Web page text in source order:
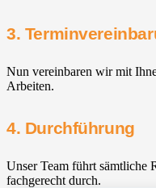
3.
Nun vereinbaren wir mit
Arbeiten.
4. Durchführung
Unser Team führt sämtliche
fachgerecht durch.